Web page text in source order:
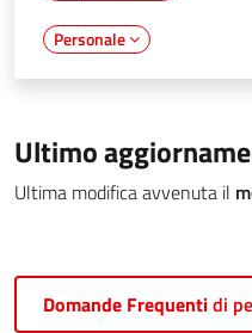
Personale
Ultimo
Ultima modifica avvenuta il
Domande Frequentidi